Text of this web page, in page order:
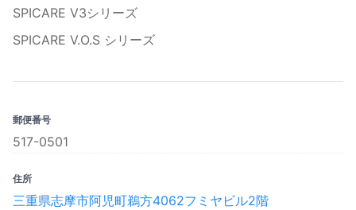
SPICARE V3シリーズ
SPICARE V.O.S シリーズ
郵便番号
517-0501
住所
三重県志摩市阿児町鵜方4062フミヤビル2階